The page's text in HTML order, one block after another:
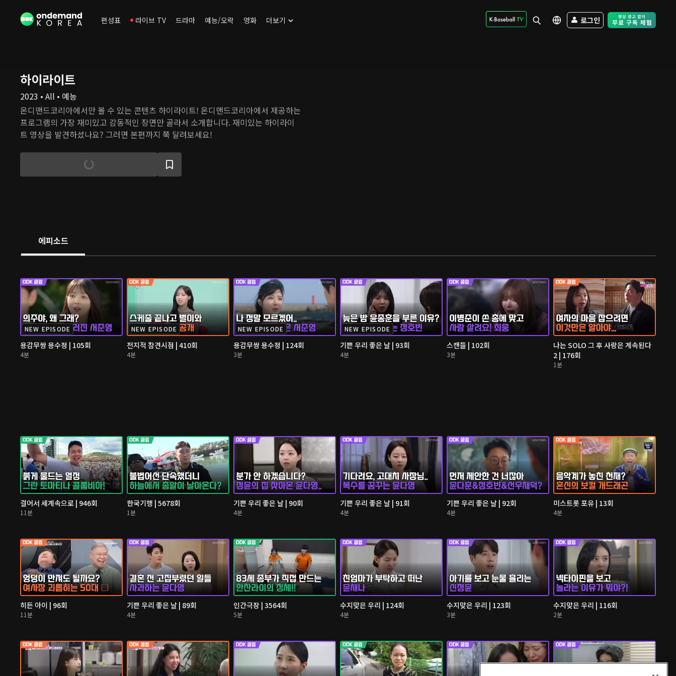
편성표 라이브 TV 드라마 예능/오락 영화 더보기 로그인 Free Trial -
하이라이트
2023 • All • 예능
온디맨드코리아에서만 볼 수 있는 콘텐츠 하이라이트! 온디맨드코리아에서 제공하는
프로그램의 가장 재미있고 감동적인 장면만 골라서 소개합니다. 재미있는 하이라이
트 영상을 발견하셨나요? 그러면 본편까지 쭉 달려보세요!
에피소드
NEW EPISODE
용감무쌍 용수정 | 105회
4분
NEW EPISODE
전지적 참견시점 | 410회
4분
NEW EPISODE
용감무쌍 용수정 | 124회
3분
NEW EPISODE
기쁜 우리 좋은 날 | 93회
4분
스캔들 | 102회
3분
나는 SOLO 그 후 사랑은 계속된다
2 | 176회
1분
걸어서 세계속으로 | 946회
11분
한국기행 | 5678회
1분
기쁜 우리 좋은 날 | 90회
4분
기쁜 우리 좋은 날 | 91회
4분
기쁜 우리 좋은 날 | 92회
4분
미스트롯 포유 | 13회
4분
히든 아이 | 96회
11분
기쁜 우리 좋은 날 | 89회
4분
인간극장 | 3564회
5분
수지맞은 우리 | 124회
4분
수지맞은 우리 | 123회
3분
수지맞은 우리 | 116회
2분